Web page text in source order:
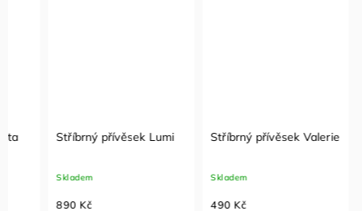
Stříbrný přívěsek Lumi
Skladem
Stříbrný přívěsek Valerie
Skladem